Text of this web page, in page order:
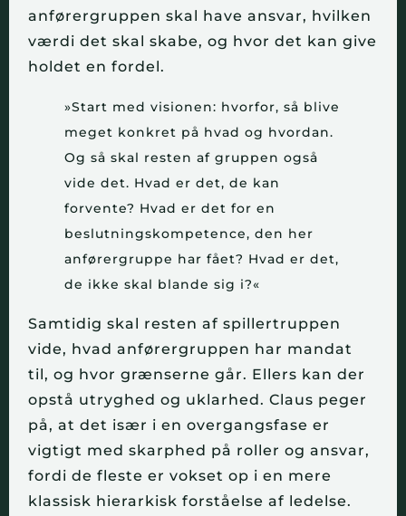
anførergruppen skal have ansvar, hvilken
værdi det skal skabe, og hvor det kan give
holdet en fordel.
»Start med visionen: hvorfor, så blive
meget konkret på hvad og hvordan.
Og så skal resten af gruppen også
vide det. Hvad er det, de kan
forvente? Hvad er det for en
beslutningskompetence, den her
anførergruppe har fået? Hvad er det,
de ikke skal blande sig i?«
Samtidig skal resten af spillertruppen
vide, hvad anførergruppen har mandat
til, og hvor grænserne går. Ellers kan der
opstå utryghed og uklarhed. Claus peger
på, at det især i en overgangsfase er
vigtigt med skarphed på roller og ansvar,
fordi de fleste er vokset op i en mere
klassisk hierarkisk forståelse af ledelse.